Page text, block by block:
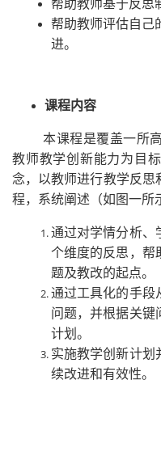
帮助教师基于反思
帮助教师评估自己
进。
课程内容
本课程是覆盖一所
教师教学创新能力为目
念，以教师进行教学反思
程，系统阐述（如图一所
通过对学情分析、
个维度的反思，帮
题及教改的起点。
通过工具化的手段
问题，并根据关键
计划。
实施教学创新计划
续改进和有效性。